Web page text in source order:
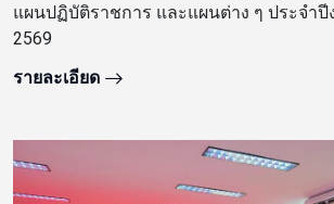
แผนปฏิบัติราชการ และแผนต่าง ๆ ประจำ
2569
รายละเอียด